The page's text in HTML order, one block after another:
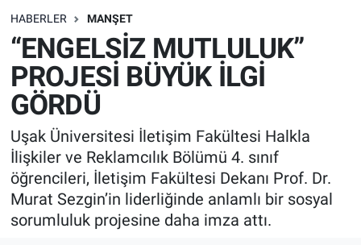
HABERLER MANŞET
“ENGELSİZ MUTLULUK”
PROJESİ BÜYÜK İLGİ
GÖRDÜ
Uşak Üniversitesi İletişim Fakültesi Halkla
İlişkiler ve Reklamcılık Bölümü 4. sınıf
öğrencileri, İletişim Fakültesi Dekanı Prof. Dr.
Murat Sezgin’in liderliğinde anlamlı bir sosyal
sorumluluk projesine daha imza attı.
Köşe Yazarları
Kültür Sanat
Manşet
Resmi İlanlar
Sağlık
Son Dakika